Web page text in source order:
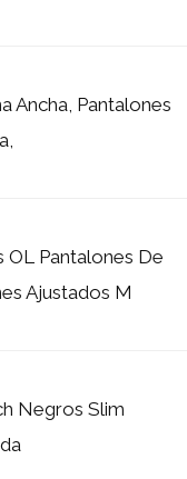
Ancha, Pantalones
Pantalones De
Ajustados M
Negros Slim